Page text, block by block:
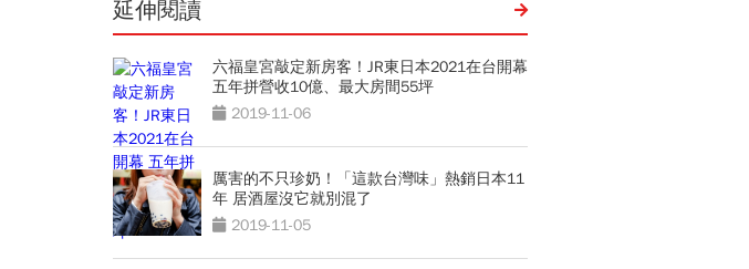
延伸閱讀
六福皇宮敲定新房客！JR東日本2021在台開幕
五年拼營收10億、最大房間55坪
2019-11-06
厲害的不只珍奶！「這款台灣味」熱銷日本11
年 居酒屋沒它就別混了
2019-11-05